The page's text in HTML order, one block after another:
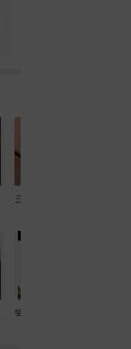
크레마 이북 리
뚝딱! AI 3대장